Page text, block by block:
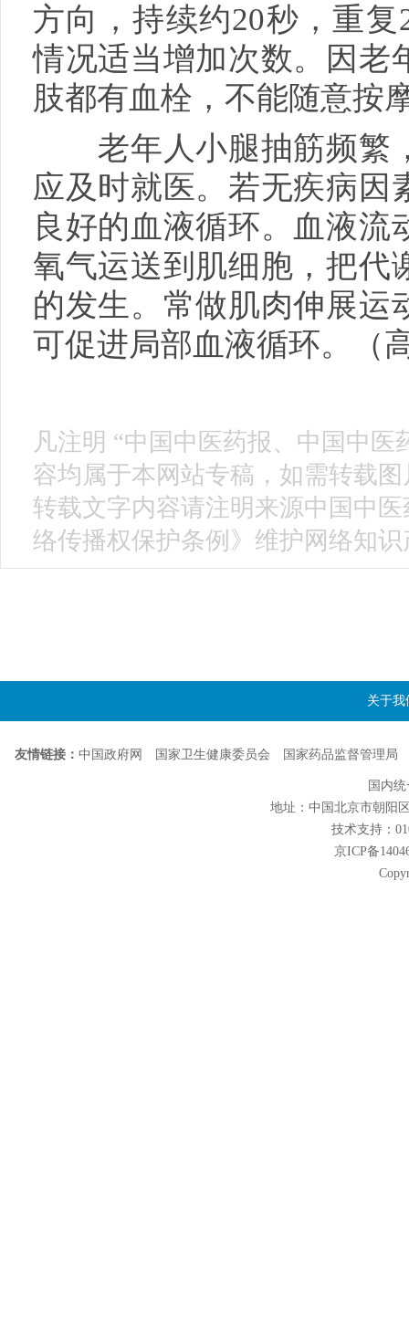
方向，持续约20秒，重
情况适当增加次数。因老
肢都有血栓，不能随意按
老年人小腿抽筋频繁
应及时就医。若无疾病因
良好的血液循环。血液流
氧气运送到肌细胞，把代
的发生。常做肌肉伸展运
可促进局部血液循环。（
凡注明 “中国中医药报、中国中
容均属于本网站专稿，如需转载
转载文字内容请注明来源中国中
络传播权保护条例》维护网络知